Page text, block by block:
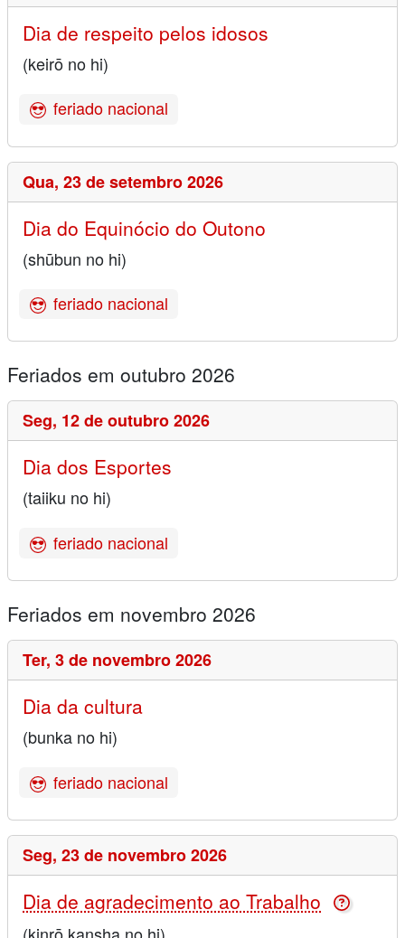
Dia de respeito pelos idosos
(keirō no hi)
feriado nacional
Qua, 23 de setembro 2026
Dia do Equinócio do Outono
(shūbun no hi)
feriado nacional
Feriados em outubro 2026
Seg, 12 de outubro 2026
Dia dos Esportes
(taiiku no hi)
feriado nacional
Feriados em novembro 2026
Ter, 3 de novembro 2026
Dia da cultura
(bunka no hi)
feriado nacional
Seg, 23 de novembro 2026
Dia de agradecimento ao Trabalho
(kinrō kansha no hi)